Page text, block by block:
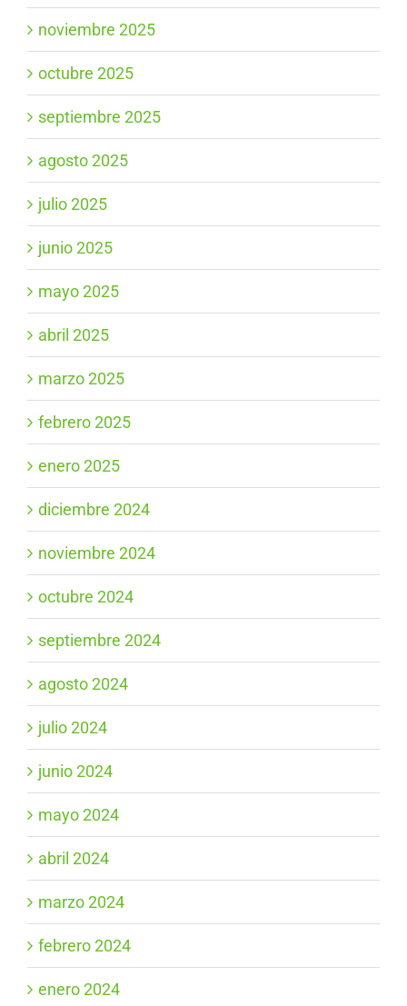
noviembre 2025
octubre 2025
septiembre 2025
agosto 2025
julio 2025
junio 2025
mayo 2025
abril 2025
marzo 2025
febrero 2025
enero 2025
diciembre 2024
noviembre 2024
octubre 2024
septiembre 2024
agosto 2024
julio 2024
junio 2024
mayo 2024
abril 2024
marzo 2024
febrero 2024
enero 2024